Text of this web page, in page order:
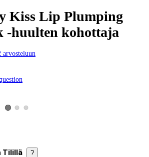
Kiss Lip Plumping
-huulten kohottaja
arvosteluun
videos
View product image 1
View product image 2
View product image 3
Tilillä ?